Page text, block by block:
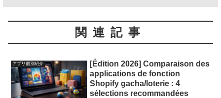
関連記事
アプリ個別紹介
[Édition 2026] Comparaison des
applications de fonction
Shopify gacha/loterie : 4
sélections recommandées